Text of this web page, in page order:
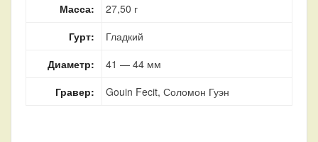
Масса:
27,50 г
Гурт:
Гладкий
Диаметр:
41 — 44 мм
Гравер:
Gouin Fecit, Соломон Гуэн